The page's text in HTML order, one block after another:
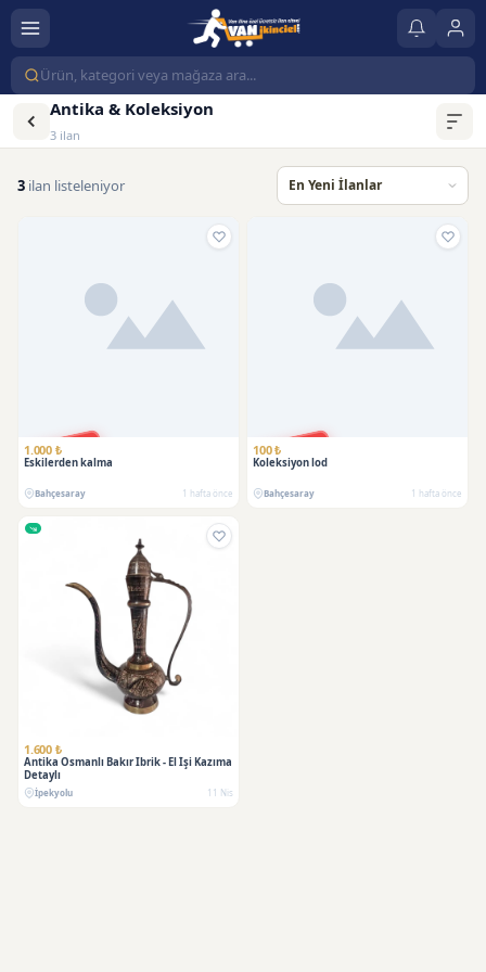
Antika & Koleksiyon
3 ilan
3 ilan listeleniyor
SATILDI
1.000 ₺
Eskilerden kalma
Bahçesaray 1 hafta önce
SATILDI
100 ₺
Koleksiyon lod
Bahçesaray 1 hafta önce
1.600 ₺
Antika Osmanlı Bakır Ibrik - El İşi Kazıma
Detaylı
İpekyolu 11 Nis